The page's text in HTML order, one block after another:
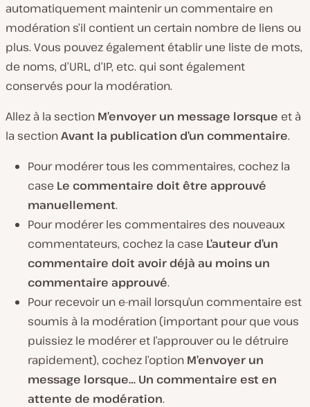
automatiquement maintenir un commentaire en
modération s’il contient un certain nombre de liens ou
plus. Vous pouvez également établir une liste de mots,
de noms, d’URL, d’IP, etc. qui sont également
conservés pour la modération.
Allez à la section M’envoyer un message lorsque et à
la sectionAvant la publication d’un commentaire.
Pour modérer tous les commentaires, cochez la
case Le commentaire doit être approuvé
manuellement.
Pour modérer les commentaires des nouveaux
commentateurs, cochez la case L’auteur d’un
commentaire doit avoir déjà au moins un
commentaire approuvé.
Pour recevoir un e-mail lorsqu’un commentaire est
soumis à la modération (important pour que vous
puissiez le modérer et l’approuver ou le détruire
rapidement), cochez l’option M’envoyer un
message lorsque… Un commentaire est en
attente de modération.